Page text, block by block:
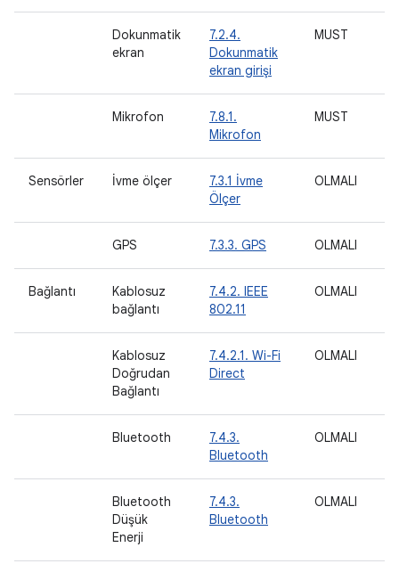
Dokunmatik
ekran
7.2.4.
Dokunmatik
ekran girişi
MUST
Mikrofon
7.8.1.
Mikrofon
MUST
Sensörler İvme ölçer
7.3.1 İvme
Ölçer
OLMALI
GPS 7.3.3. GPS OLMALI
Bağlantı
Kablosuz
bağlantı
7.4.2. IEEE
802.11
OLMALI
Kablosuz
Doğrudan
Bağlantı
7.4.2.1. Wi-Fi
Direct
OLMALI
Bluetooth
7.4.3.
Bluetooth
OLMALI
Bluetooth
Düşük
Enerji
7.4.3.
Bluetooth
OLMALI